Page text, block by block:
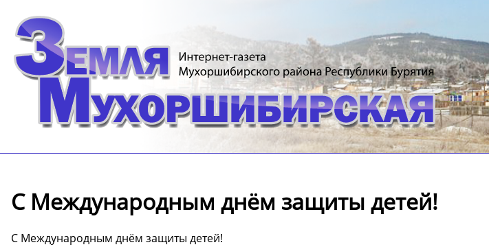
С Международным днём защиты детей!
С Международным днём защиты детей!